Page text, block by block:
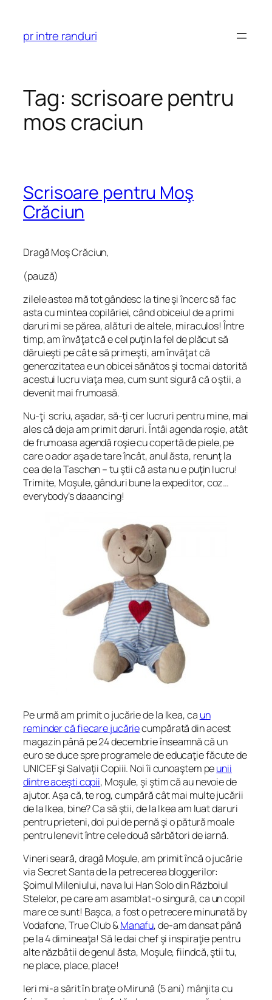
content
pr intre randuri
Tag: scrisoare pentru
mos craciun
Scrisoare pentru Moş
Crăciun
Dragă Moş Crăciun,
(pauză)
zilele astea mă tot gândesc la tine şi încerc să fac
asta cu mintea copilăriei, când obiceiul de a primi
daruri mi se părea, alături de altele, miraculos! Între
timp, am învăţat că e cel puţin la fel de plăcut să
dăruieşti pe cât e să primeşti, am învăţat că
generozitatea e un obicei sănătos şi tocmai datorită
acestui lucru viaţa mea, cum sunt sigură că o ştii, a
devenit mai frumoasă.
Nu-ţi scriu, aşadar, să-ţi cer lucruri pentru mine, mai
ales că deja am primit daruri. Întâi agenda roşie, atât
de frumoasa agendă roşie cu copertă de piele, pe
care o ador aşa de tare încât, anul ăsta, renunţ la
cea de la Taschen – tu ştii că asta nu e puţin lucru!
Trimite, Moşule, gânduri bune la expeditor,coz…
everybody’s daaancing!
Pe urmă am primit o jucărie de la Ikea, ca un
reminder că fiecare jucăriecumpărată din acest
magazin până pe 24 decembrie înseamnă că un
euro se duce spre programele de educaţie făcute de
UNICEF şi Salvaţii Copiii. Noi îi cunoaştem peunii
dintre aceşti copii, Moşule, şi ştim că au nevoie de
ajutor. Aşa că, te rog, cumpără cât mai multe jucării
de la Ikea, bine? Ca să ştii, de la Ikea am luat daruri
pentru prieteni, doi pui de pernă şi o pătură moale
pentru lenevit între cele două sărbători de iarnă.
Vineri seară, dragă Moşule, am primit încă o jucărie
via Secret Santa de la petrecerea bloggerilor:
Şoimul Mileniului, nava lui Han Solo din Războiul
Stelelor, pe care am asamblat-o singură, ca un copil
mare ce sunt! Başca, a fost o petrecere minunată by
Vodafone, True Club &Manafu, de-am dansat până
pe la 4 dimineaţa! Să le dai chef şi inspiraţie pentru
alte năzbâtii de genul ăsta, Moşule, fiindcă, ştii tu,
ne place, place, place!
Ieri mi-a sărit în braţe o Mirună (5 ani) mânjita cu